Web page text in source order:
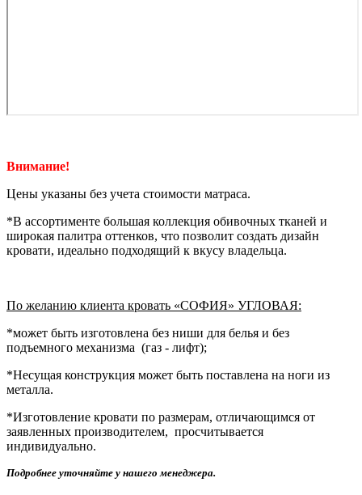
Внимание!
Цены указаны без учета стоимости матраса.
*В ассортименте большая коллекция обивочных тканей и
широкая палитра оттенков, что позволит создать дизайн
кровати, идеально подходящий к вкусу владельца.
По желанию клиента кровать «СОФИЯ» УГЛОВАЯ:
*может быть изготовлена без ниши для белья и без
подъемного механизма (газ - лифт);
*Несущая конструкция может быть поставлена на ноги из
металла.
*Изготовление кровати по размерам, отличающимся от
заявленных производителем, просчитывается
индивидуально.
Подробнее уточняйте у нашего менеджера.